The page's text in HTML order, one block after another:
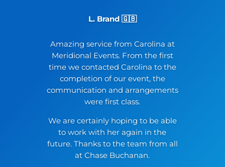
L. Brand 🇬🇧
Amazing service from Carolina at
Meridional Events. From the first
time we contacted Carolina to the
completion of our event, the
communication and arrangements
were first class.
We are certainly hoping to be able
to work with her again in the
future. Thanks to the team from all
at Chase Buchanan.